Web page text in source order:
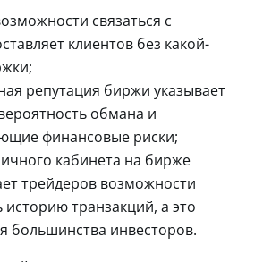
связаться с
клиентов без какой-
репутация биржи указывает
обмана и
финансовые риски;
кабинета на бирже
трейдеров возможности
историю транзакций, а это
большинства инвесторов.